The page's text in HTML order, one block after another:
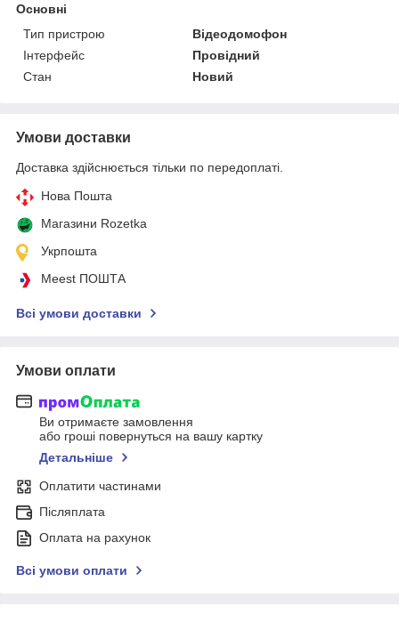
Основні
Тип пристрою
Відеодомофон
Інтерфейс
Провідний
Стан
Новий
Умови доставки
Доставка здійснюється тільки по передоплаті.
Нова Пошта
Магазини Rozetka
Укрпошта
Meest ПОШТА
Всі умови доставки
Умови оплати
Ви отримаєте замовлення
або гроші повернуться на вашу картку
Детальніше
Оплатити частинами
Післяплата
Оплата на рахунок
Всі умови оплати